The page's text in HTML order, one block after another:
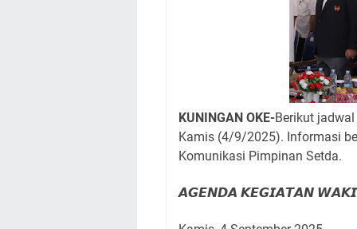
Hanya Satu
KUNINGAN OKE-Berikut
Kamis (4/9/2025). Informasi
Komunikasi Pimpinan Setda.
𝘼𝙂𝙀𝙉𝘿𝘼 𝙆𝙀𝙂𝙄𝘼𝙏𝘼𝙉